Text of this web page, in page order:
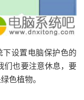
设置电脑保护色的
们也要注意休息，要
色植物。